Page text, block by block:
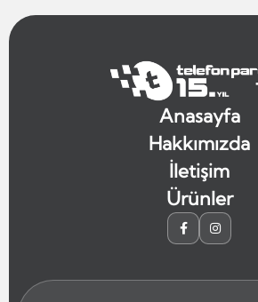
Anasayfa
Hakkımızda
İletişim
Ürünler